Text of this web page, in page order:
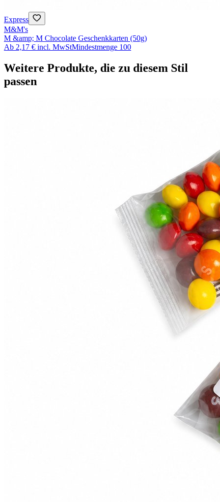
Express
M&M's
M &amp; M Chocolate Geschenkkarten (50g)
Ab 2,17 € incl. MwStMindestmenge 100
Weitere Produkte, die zu diesem Stil
passen